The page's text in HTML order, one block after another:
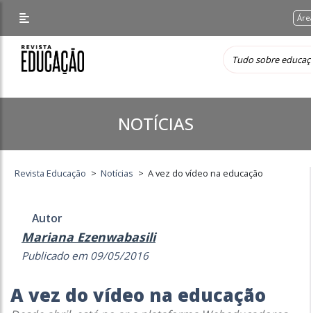
NOTÍCIAS
Revista Educação > Notícias > A vez do vídeo na educação
Autor
Mariana Ezenwabasili
Publicado em 09/05/2016
A vez do vídeo na educação